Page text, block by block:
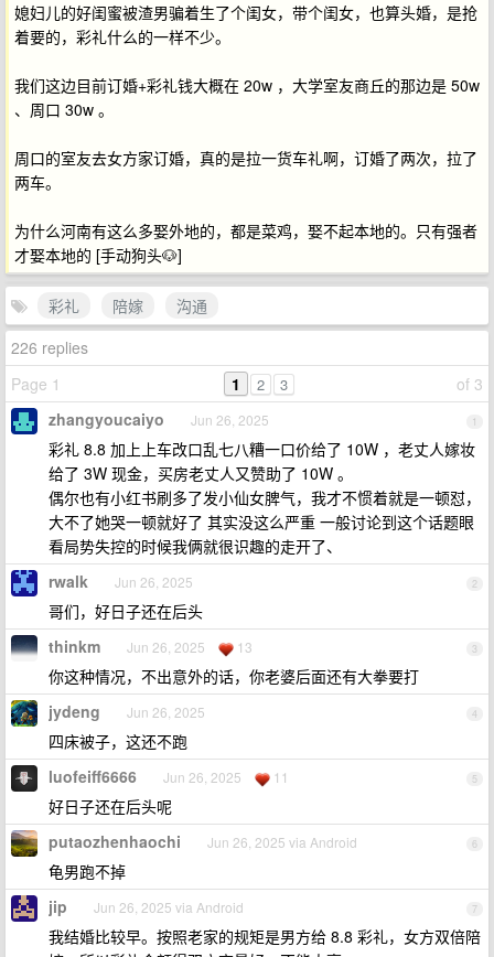
媳妇儿的好闺蜜被渣男骗着生了个闺女，带个闺女，也算头婚，是抢
着要的，彩礼什么的一样不少。
我们这边目前订婚+彩礼钱大概在 20w ，大学室友商丘的那边是 50w
、周口 30w 。
周口的室友去女方家订婚，真的是拉一货车礼啊，订婚了两次，拉了
两车。
为什么河南有这么多娶外地的，都是菜鸡，娶不起本地的。只有强者
才娶本地的 [手动狗头🐶]
彩礼 陪嫁
沟通
226 replies
Page 1
of 3
1 2 3
1
zhangyoucaiyo Jun 26, 2025
彩礼 8.8 加上上车改口乱七八糟一口价给了 10W ，老丈人嫁妆
给了 3W 现金，买房老丈人又赞助了 10W 。
偶尔也有小红书刷多了发小仙女脾气，我才不惯着就是一顿怼，
大不了她哭一顿就好了 其实没这么严重 一般讨论到这个话题眼
看局势失控的时候我俩就很识趣的走开了、
2
rwalk Jun 26, 2025
哥们，好日子还在后头
3
thinkm Jun 26, 2025 13
你这种情况，不出意外的话，你老婆后面还有大拳要打
4
jydeng Jun 26, 2025
四床被子，这还不跑
5
luofeiff6666 Jun 26, 2025 11
好日子还在后头呢
6
putaozhenhaochi Jun 26, 2025 via Android
龟男跑不掉
7
jip Jun 26, 2025 via Android
我结婚比较早。按照老家的规矩是男方给 8.8 彩礼，女方双倍陪